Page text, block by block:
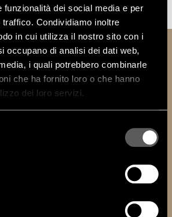
funzionalità dei social media e per
Condividiamo inoltre
in cui utilizza il nostro sito con i
occupano di analisi dei dati web,
i quali potrebbero combinarle
che ha fornito loro o che hanno
dei loro servizi.
MORE
SHEET